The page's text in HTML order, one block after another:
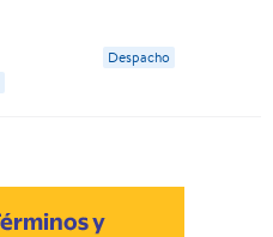
Despacho